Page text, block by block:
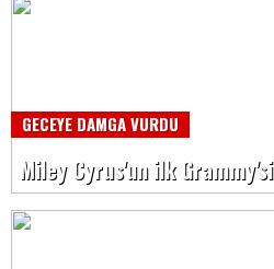
GECEYE DAMGA VURDU
Miley Cyrus'un ilk Grammy'si